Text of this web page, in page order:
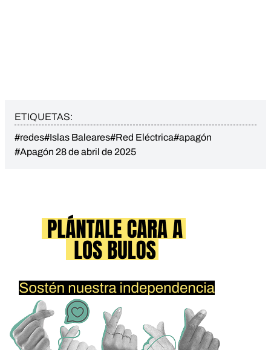
ETIQUETAS:
#redes#Islas Baleares#Red Eléctrica#apagón
#Apagón 28 de abril de 2025